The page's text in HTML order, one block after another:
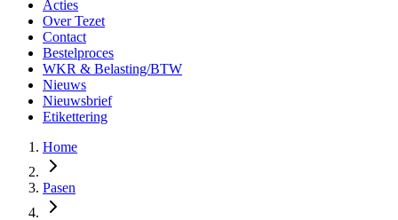
Acties
Over Tezet
Contact
Bestelproces
WKR & Belasting/BTW
Nieuws
Nieuwsbrief
Etikettering
Home
Pasen